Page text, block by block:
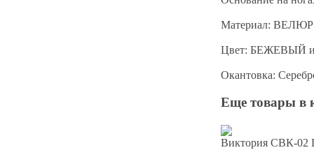
Материал: ВЕЛЮР
Цвет: БЕЖЕВЫЙ
Окантовка:
Еще товары в
Виктория СВК-02